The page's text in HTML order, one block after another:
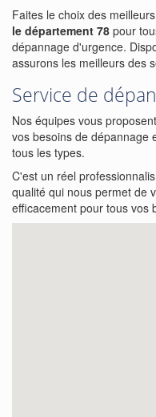
Faites le choix des
le département 78 pour
dépannage d'urgence.
assurons les meilleurs des
Service de
Nos équipes vous
vos besoins de dépannage
tous les types.
C'est un réel
qualité qui nous permet de
efficacement pour tous vos